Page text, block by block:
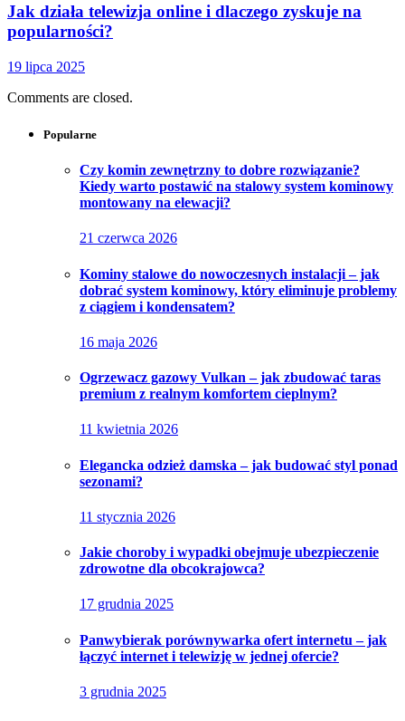
Jak działa telewizja online i dlaczego zyskuje na
popularności?
19 lipca 2025
Comments are closed.
Popularne
Czy komin zewnętrzny to dobre rozwiązanie?
Kiedy warto postawić na stalowy system kominowy
montowany na elewacji?
21 czerwca 2026
Kominy stalowe do nowoczesnych instalacji – jak
dobrać system kominowy, który eliminuje problemy
z ciągiem i kondensatem?
16 maja 2026
Ogrzewacz gazowy Vulkan – jak zbudować taras
premium z realnym komfortem cieplnym?
11 kwietnia 2026
Elegancka odzież damska – jak budować styl ponad
sezonami?
11 stycznia 2026
Jakie choroby i wypadki obejmuje ubezpieczenie
zdrowotne dla obcokrajowca?
17 grudnia 2025
Panwybierak porównywarka ofert internetu – jak
łączyć internet i telewizję w jednej ofercie?
3 grudnia 2025